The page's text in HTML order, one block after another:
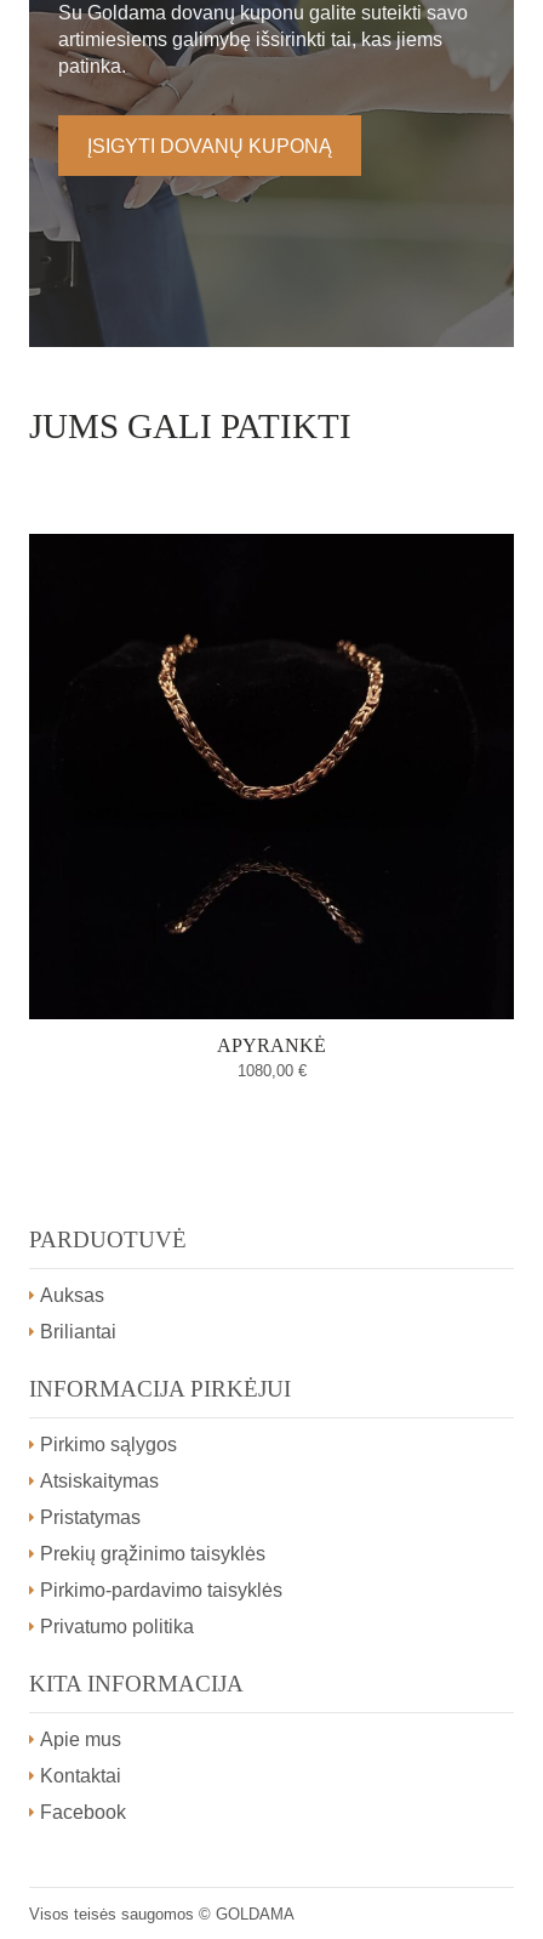
Su Goldama dovanų kuponu galite suteikti savo
artimiesiems galimybę išsirinkti tai, kas jiems
patinka.
ĮSIGYTI DOVANŲ KUPONĄ
JUMS GALI PATIKTI
APYRANKĖ
1080,00 €
PARDUOTUVĖ
Auksas
Briliantai
INFORMACIJA PIRKĖJUI
Pirkimo sąlygos
Atsiskaitymas
Pristatymas
Prekių grąžinimo taisyklės
Pirkimo-pardavimo taisyklės
Privatumo politika
KITA INFORMACIJA
Apie mus
Kontaktai
Facebook
Visos teisės saugomos © GOLDAMA